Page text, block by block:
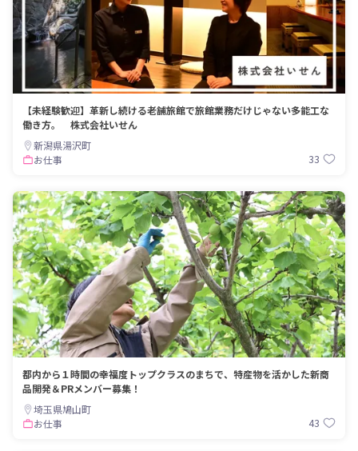
【未経験歓迎】革新し続ける老舗旅館で旅館業務だけじゃない多能工な
働き方。 株式会社いせん
新潟県湯沢町
お仕事
33
都内から１時間の幸福度トップクラスのまちで、特産物を活かした新商
品開発＆PRメンバー募集！
埼玉県鳩山町
お仕事
43